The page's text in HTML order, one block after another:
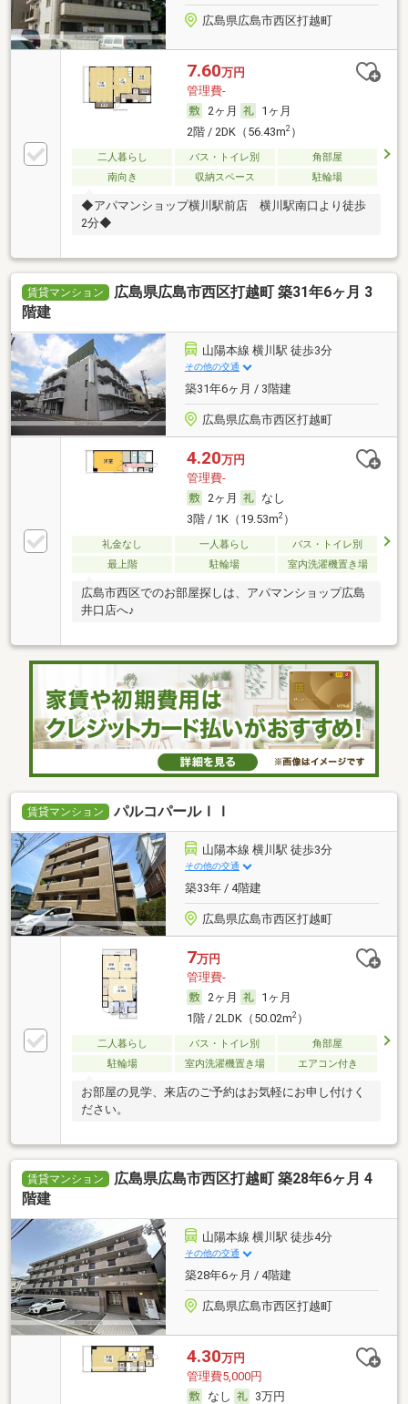
広島県広島市西区打越町
7.60万円
管理費-
2ヶ月
1ヶ月
2階 / 2DK（56.43m2）
二人暮らし バス・トイレ別
角部屋
南向き
収納スペース 駐輪場
◆アパマンショップ横川駅前店 横川駅南口より徒歩
2分◆
賃貸マンション
広島県広島市西区打越町 築31年6ヶ月 3
階建
山陽本線 横川駅 徒歩3分
その他の交通
築31年6ヶ月 / 3階建
広島県広島市西区打越町
4.20万円
管理費-
2ヶ月
なし
3階 / 1K（19.53m2）
礼金なし 一人暮らし
バス・トイレ別
最上階
駐輪場 室内洗濯機置き場
広島市西区でのお部屋探しは、アパマンショップ広島
井口店へ♪
賃貸マンション パルコパールＩＩ
山陽本線 横川駅 徒歩3分
その他の交通
築33年 / 4階建
広島県広島市西区打越町
7万円
管理費-
2ヶ月
1ヶ月
1階 / 2LDK（50.02m2）
二人暮らし バス・トイレ別
角部屋
駐輪場
室内洗濯機置き場 エアコン付き
お部屋の見学、来店のご予約はお気軽にお申し付けく
ださい。
賃貸マンション
広島県広島市西区打越町 築28年6ヶ月 4
階建
山陽本線 横川駅 徒歩4分
その他の交通
築28年6ヶ月 / 4階建
広島県広島市西区打越町
4.30万円
管理費5,000円
なし
3万円